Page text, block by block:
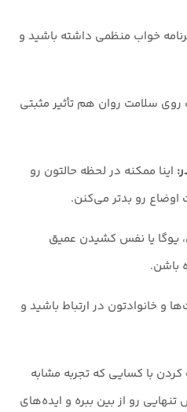
خواب منظمی داشته باشید و
سلامت روان هم تأثیر مثبتی
اینا ممکنه در لحظه حالتون رو
اوضاع رو بدتر می‌کنن.
یوگا یا نفس کشیدن عمیق
باشن.
و خانوادتون در ارتباط باشید و
با کسایی که تجربه مشابه
رو از بین ببره و ایده‌های